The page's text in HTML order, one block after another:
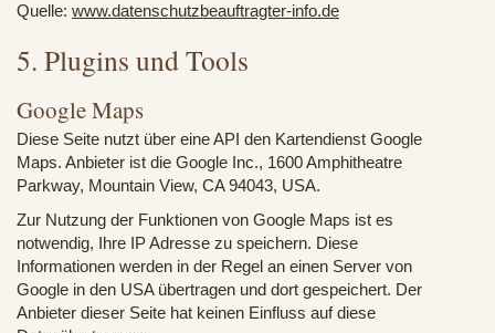
Quelle: www.datenschutzbeauftragter-info.de
5. Plugins und Tools
Google Maps
Diese Seite nutzt über eine API den Kartendienst Google
Maps. Anbieter ist die Google Inc., 1600 Amphitheatre
Parkway, Mountain View, CA 94043, USA.
Zur Nutzung der Funktionen von Google Maps ist es
notwendig, Ihre IP Adresse zu speichern. Diese
Informationen werden in der Regel an einen Server von
Google in den USA übertragen und dort gespeichert. Der
Anbieter dieser Seite hat keinen Einfluss auf diese